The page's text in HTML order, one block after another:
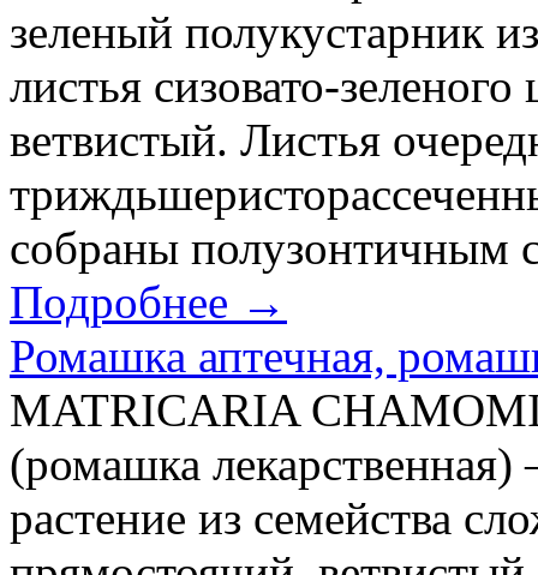
зеленый полукустарник
листья сизовато-
ветвистый. Листья
собраны полузонтичным
Подробнее →
Ромашка аптечная,
MATRICARIA
(ромашка лекарственная)
растение из семейства